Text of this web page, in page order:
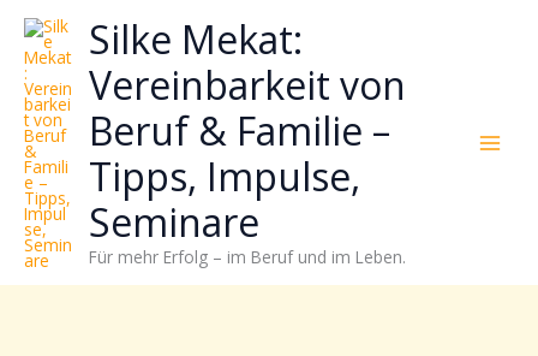
Zum
Inhalt
springen
Silke Mekat:
Vereinbarkeit von
Beruf & Familie –
Tipps, Impulse,
Seminare
Für mehr Erfolg – im Beruf und im Leben.
wie
sich
Stress
reduzieren
Energie
gezielter
einsetzen
lässt?
Einfach